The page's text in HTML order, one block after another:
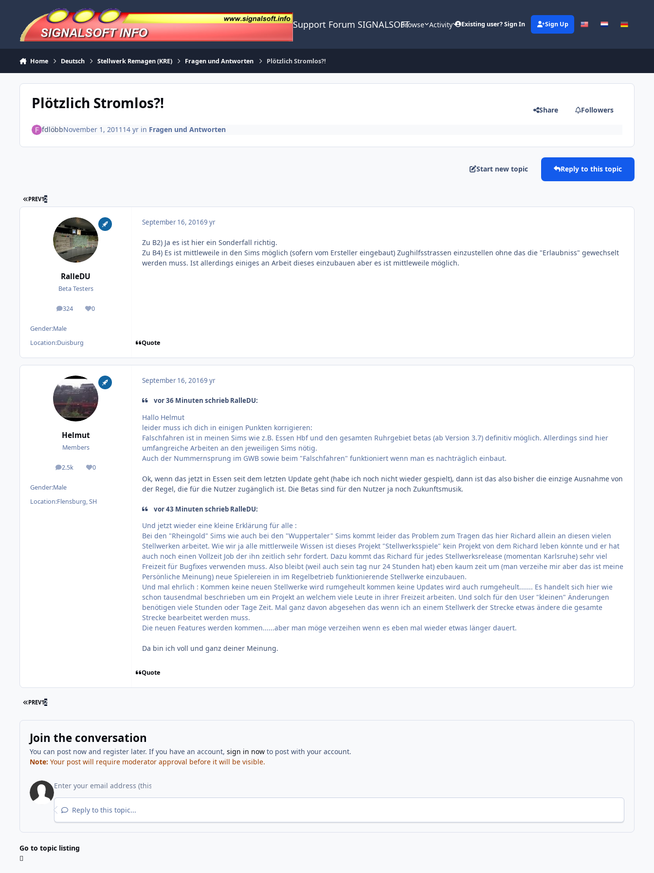
Support Forum SIGNALSOFTBrowse Activity Existing user? Sign In Sign Up
Home Deutsch Stellwerk Remagen (KRE) Fragen und Antworten Plötzlich Stromlos?!
Plötzlich Stromlos?! Share Followers
fdlöbbNovember 1, 2011 14 yrin Fragen und Antworten
Start new topic Reply to this topic
FIRST PAGE
PREV12
RalleDU
Beta Testers
324
posts 0
Reputation
Gender:Male
Location:Duisburg
September 16, 20169 yr
Zu B2) Ja es ist hier ein Sonderfall richtig.
Zu B4) Es ist mittleweile in den Sims möglich (sofern vom Ersteller eingebaut) Zughilfsstrassen einzustellen ohne das die "Erlaubniss" gewechselt
werden muss. Ist allerdings einiges an Arbeit dieses einzubauen aber es ist mittleweile möglich.
Quote
Helmut
Members
2.5k
posts 0
Reputation
Gender:Male
Location:Flensburg, SH
September 16, 20169 yr
vor 36 Minuten schrieb RalleDU:
Hallo Helmut
leider muss ich dich in einigen Punkten korrigieren:
Falschfahren ist in meinen Sims wie z.B. Essen Hbf und den gesamten Ruhrgebiet betas (ab Version 3.7) definitiv möglich. Allerdings sind hier
umfangreiche Arbeiten an den jeweiligen Sims nötig.
Auch der Nummernsprung im GWB sowie beim "Falschfahren" funktioniert wenn man es nachträglich einbaut.
Ok, wenn das jetzt in Essen seit dem letzten Update geht (habe ich noch nicht wieder gespielt), dann ist das also bisher die einzige Ausnahme von
der Regel, die für die Nutzer zugänglich ist. Die Betas sind für den Nutzer ja noch Zukunftsmusik.
vor 43 Minuten schrieb RalleDU:
Und jetzt wieder eine kleine Erklärung für alle :
Bei den "Rheingold" Sims wie auch bei den "Wuppertaler" Sims kommt leider das Problem zum Tragen das hier Richard allein an diesen vielen
Stellwerken arbeitet. Wie wir ja alle mittlerweile Wissen ist dieses Projekt "Stellwerksspiele" kein Projekt von dem Richard leben könnte und er hat
auch noch einen Vollzeit Job der ihn zeitlich sehr fordert. Dazu kommt das Richard für jedes Stellwerksrelease (momentan Karlsruhe) sehr viel
Freizeit für Bugfixes verwenden muss. Also bleibt (weil auch sein tag nur 24 Stunden hat) eben kaum zeit um (man verzeihe mir aber das ist meine
Persönliche Meinung) neue Spielereien in im Regelbetrieb funktionierende Stellwerke einzubauen.
Und mal ehrlich : Kommen keine neuen Stellwerke wird rumgeheult kommen keine Updates wird auch rumgeheult....... Es handelt sich hier wie
schon tausendmal beschrieben um ein Projekt an welchem viele Leute in ihrer Freizeit arbeiten. Und solch für den User "kleinen" Änderungen
benötigen viele Stunden oder Tage Zeit. Mal ganz davon abgesehen das wenn ich an einem Stellwerk der Strecke etwas ändere die gesamte
Strecke bearbeitet werden muss.
Die neuen Features werden kommen......aber man möge verzeihen wenn es eben mal wieder etwas länger dauert.
Da bin ich voll und ganz deiner Meinung.
Quote
FIRST PAGE
PREV12
Join the conversation
You can post now and register later. If you have an account, sign in nowto post with your account.
Note: Your post will require moderator approval before it will be visible.
Reply to this topic...
Go to topic listing